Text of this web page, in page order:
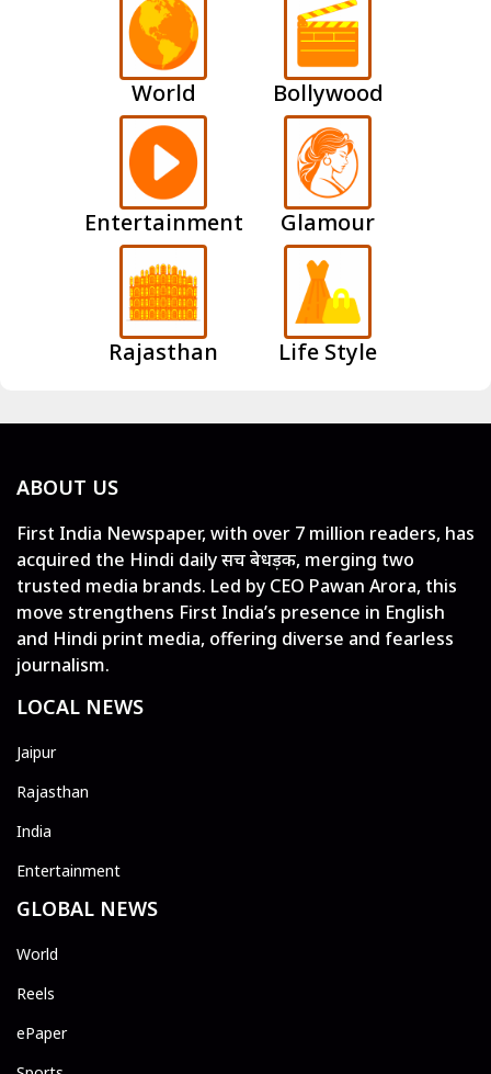
World Bollywood
Entertainment Glamour
Rajasthan Life Style
ABOUT US
First India Newspaper, with over 7 million readers, has
acquired the Hindi daily सच बेधड़क, merging two
trusted media brands. Led by CEO Pawan Arora, this
move strengthens First India’s presence in English
and Hindi print media, offering diverse and fearless
journalism.
LOCAL NEWS
Jaipur
Rajasthan
India
Entertainment
GLOBAL NEWS
World
Reels
ePaper